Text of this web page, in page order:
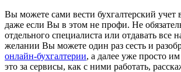
Вы можете сами вести бухгалтерский учет
даже если Вы в этом не профи. Не
отдельного специалиста или отдавать все
желании Вы можете один раз сесть и
онлайн-бухгалтерии, а далее уже просто
это за сервисы, как с ними работать,